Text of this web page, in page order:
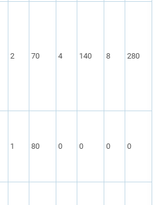
2 70 4 140 8 280
1 80 0 0 0 0